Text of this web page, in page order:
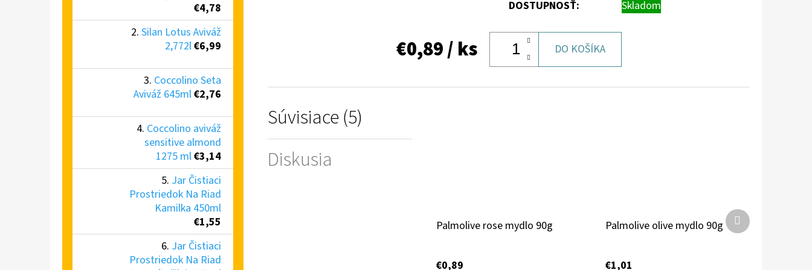
€4,78
Silan Lotus Aviváž
2,772l€6,99
Coccolino Seta
Aviváž 645ml€2,76
Coccolino aviváž
sensitive almond
1275 ml€3,14
Jar Čistiaci
Prostriedok Na Riad
Kamilka 450ml
€1,55
Jar Čistiaci
Prostriedok Na Riad
DOSTUPNOSŤ: Skladom
€0,89/ ks DO KOŠÍKA
Súvisiace (5)
Diskusia
Palmolive rose mydlo 90g
€0,89
Palmolive olive mydlo 90g
€1,01
Ďalší
produkt